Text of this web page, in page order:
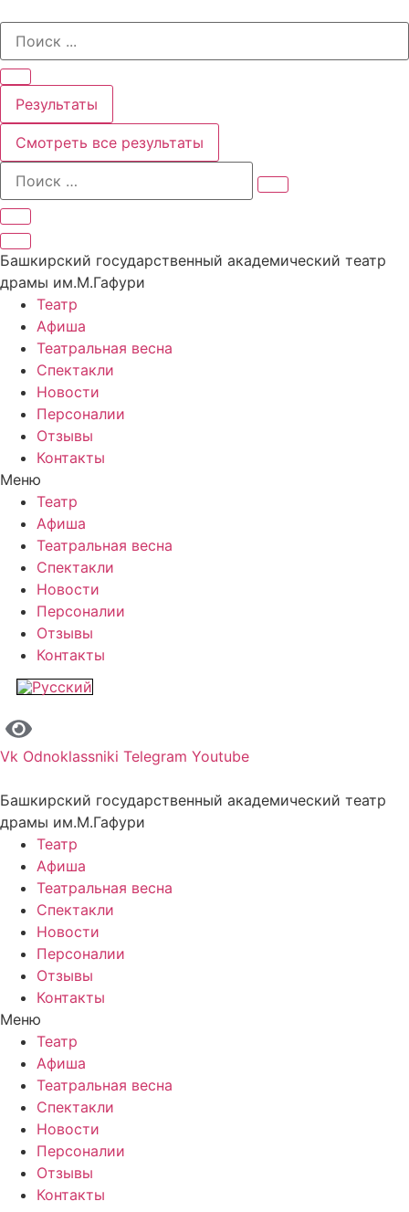
содержимому
Search
Результаты
Смотреть все результаты
Башкирский государственный академический театр
драмы им.М.Гафури
Театр
Афиша
Театральная весна
Спектакли
Новости
Персоналии
Отзывы
Контакты
Меню
Театр
Афиша
Театральная весна
Спектакли
Новости
Персоналии
Отзывы
Контакты
Vk Odnoklassniki Telegram Youtube
Башкирский государственный академический театр
драмы им.М.Гафури
Театр
Афиша
Театральная весна
Спектакли
Новости
Персоналии
Отзывы
Контакты
Меню
Театр
Афиша
Театральная весна
Спектакли
Новости
Персоналии
Отзывы
Контакты